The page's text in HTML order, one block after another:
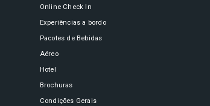
Online Check In
Experiências a bordo
Pacotes de Bebidas
Aéreo
Hotel
Brochuras
Condições Gerais